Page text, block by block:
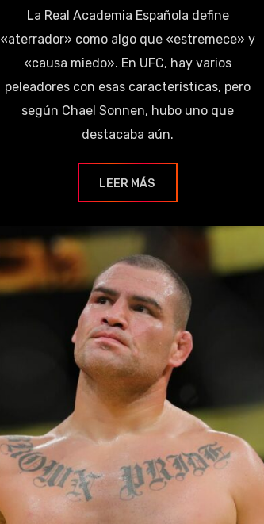
La Real Academia Española define
«aterrador» como algo que «estremece» y
«causa miedo». En UFC, hay varios
peleadores con esas características, pero
según Chael Sonnen, hubo uno que
destacaba aún.
LEER MÁS